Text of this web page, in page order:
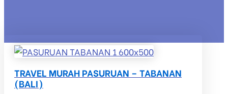
TRAVEL MURAH PASURUAN – TABANAN
(BALI)